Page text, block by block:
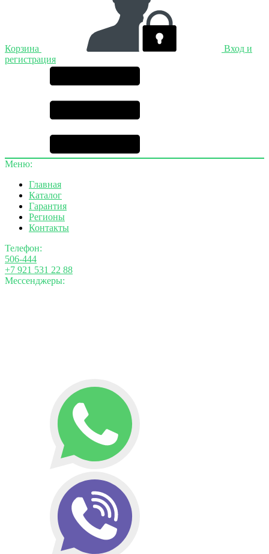
Корзина
Вход и
регистрация
Меню:
Главная
Каталог
Гарантия
Регионы
Контакты
Телефон:
506-444
+7 921 531 22 88
Мессенджеры: